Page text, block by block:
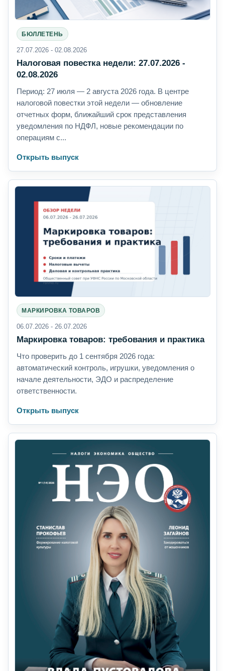
БЮЛЛЕТЕНЬ
27.07.2026 - 02.08.2026
Налоговая повестка недели: 27.07.2026 -
02.08.2026
Период: 27 июля — 2 августа 2026 года. В центре
налоговой повестки этой недели — обновление
отчетных форм, ближайший срок представления
уведомления по НДФЛ, новые рекомендации по
операциям с...
Открыть выпуск
МАРКИРОВКА ТОВАРОВ
06.07.2026 - 26.07.2026
Маркировка товаров: требования и практика
Что проверить до 1 сентября 2026 года:
автоматический контроль, игрушки, уведомления о
начале деятельности, ЭДО и распределение
ответственности.
Открыть выпуск